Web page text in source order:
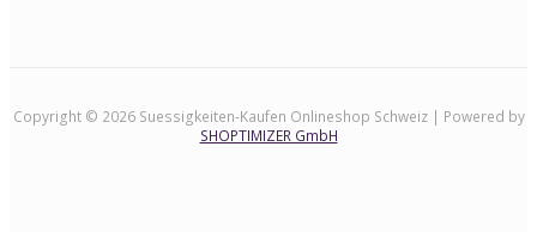
Copyright © 2026 Suessigkeiten-Kaufen Onlineshop Schweiz | Powered by
SHOPTIMIZER GmbH